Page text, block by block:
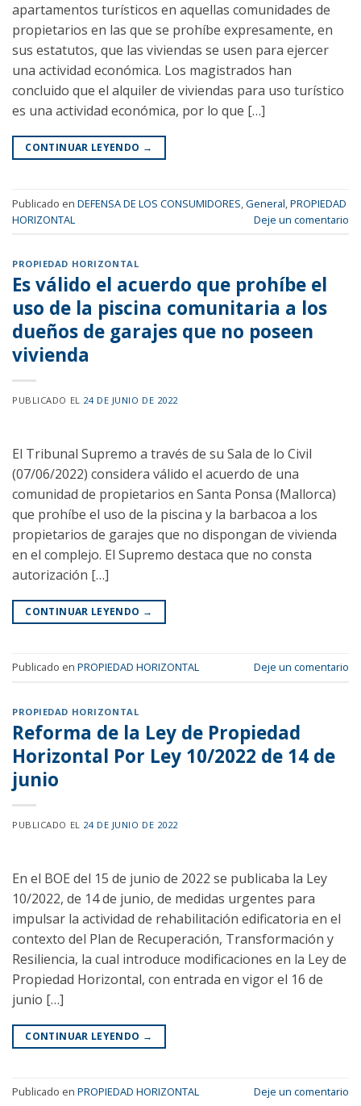
apartamentos turísticos en aquellas comunidades de
propietarios en las que se prohíbe expresamente, en
sus estatutos, que las viviendas se usen para ejercer
una actividad económica. Los magistrados han
concluido que el alquiler de viviendas para uso turístico
es una actividad económica, por lo que […]
CONTINUAR LEYENDO →
Publicado en DEFENSA DE LOS CONSUMIDORES,General,PROPIEDAD
HORIZONTAL
Deje un comentario
PROPIEDAD HORIZONTAL
Es válido el acuerdo que prohíbe el
uso de la piscina comunitaria a los
dueños de garajes que no poseen
vivienda
PUBLICADO EL 24 DE JUNIO DE 2022
El Tribunal Supremo a través de su Sala de lo Civil
(07/06/2022) considera válido el acuerdo de una
comunidad de propietarios en Santa Ponsa (Mallorca)
que prohíbe el uso de la piscina y la barbacoa a los
propietarios de garajes que no dispongan de vivienda
en el complejo. El Supremo destaca que no consta
autorización […]
CONTINUAR LEYENDO →
Publicado en PROPIEDAD HORIZONTAL Deje un comentario
PROPIEDAD HORIZONTAL
Reforma de la Ley de Propiedad
Horizontal Por Ley 10/2022 de 14 de
junio
PUBLICADO EL 24 DE JUNIO DE 2022
En el BOE del 15 de junio de 2022 se publicaba la Ley
10/2022, de 14 de junio, de medidas urgentes para
impulsar la actividad de rehabilitación edificatoria en el
contexto del Plan de Recuperación, Transformación y
Resiliencia, la cual introduce modificaciones en la Ley de
Propiedad Horizontal, con entrada en vigor el 16 de
junio […]
CONTINUAR LEYENDO →
Publicado en PROPIEDAD HORIZONTAL Deje un comentario